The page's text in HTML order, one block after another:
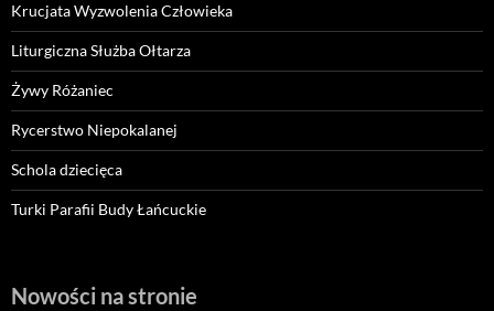
Krucjata Wyzwolenia Człowieka
Liturgiczna Służba Ołtarza
Żywy Różaniec
Rycerstwo Niepokalanej
Schola dziecięca
Turki Parafii Budy Łańcuckie
Nowości na stronie